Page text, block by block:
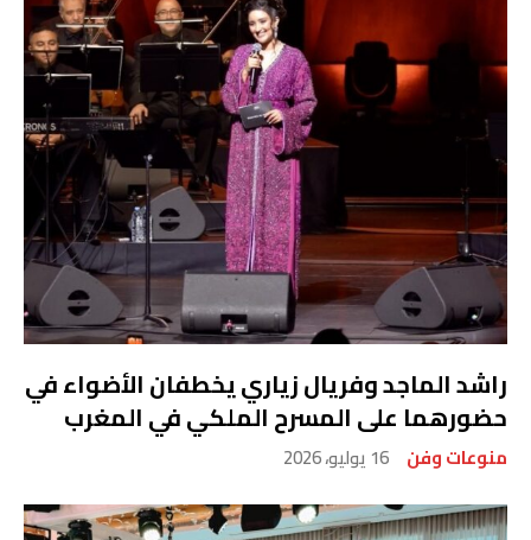
راشد الماجد وفريال زياري يخطفان الأضواء في
حضورهما على المسرح الملكي في المغرب
منوعات وفن 16 يوليو، 2026